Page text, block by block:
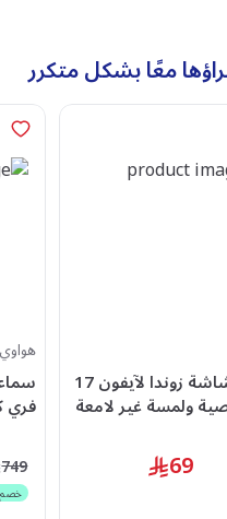
معًا بشكل متكرر
واقي شاشة زوندا لآيفون 17
ولمسة غير لامعة
69
هواوي
BL
749
خصم